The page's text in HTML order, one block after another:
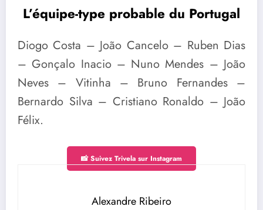
L’équipe-type probable du Portugal
Diogo Costa – João Cancelo – Ruben Dias
– Gonçalo Inacio – Nuno Mendes – João
Neves – Vitinha – Bruno Fernandes –
Bernardo Silva – Cristiano Ronaldo – João
Félix.
📸 Suivez Trivela sur Instagram
Alexandre Ribeiro